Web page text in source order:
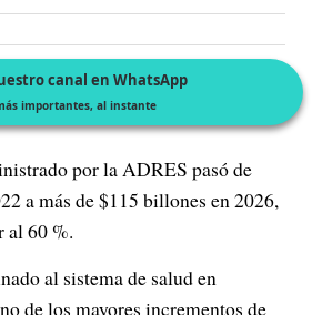
canal en WhatsApp
importantes, al instante
por la ADRES pasó de
a más de $115 billones en 2026,
al 60 %.
al sistema de salud en
de los mayores incrementos de